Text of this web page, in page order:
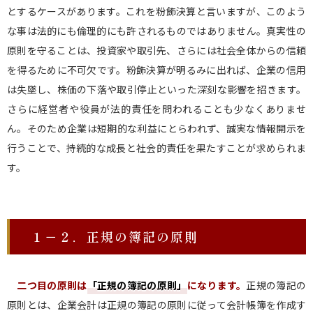
とするケースがあります。これを粉飾決算と言いますが、このよう
な事は法的にも倫理的にも許されるものではありません。真実性の
原則を守ることは、投資家や取引先、さらには社会全体からの信頼
を得るために不可欠です。粉飾決算が明るみに出れば、企業の信用
は失墜し、株価の下落や取引停止といった深刻な影響を招きます。
さらに経営者や役員が法的責任を問われることも少なくありませ
ん。そのため企業は短期的な利益にとらわれず、誠実な情報開示を
行うことで、持続的な成長と社会的責任を果たすことが求められま
す。
１－２．正規の簿記の原則
二つ目の原則は「正規の簿記の原則」になります。 正規の簿記の
原則とは、企業会計は正規の簿記の原則に従って会計帳簿を作成す